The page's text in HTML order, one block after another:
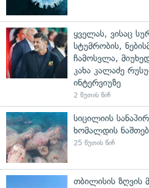
ყველას, ვისაც
სტუმრობის,
ჩამოსვლა,
კახა კალაძე
ინტერვიუზე
2 წუთის წინ
სიცილიის
ხომალდის
25 წუთის წინ
თბილისის ზღვის